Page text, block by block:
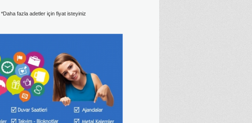
*Daha fazla adetler için fiyat isteyiniz